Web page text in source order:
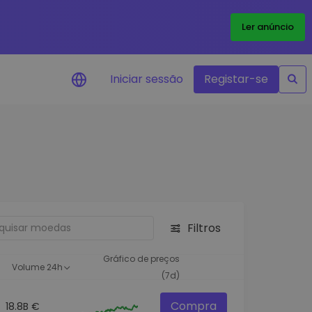
Ler anúncio
investimento
Ideias inteligentes para um
desempenho ótimo
Iniciar sessão Registar-se
Filtros
Volume 24h
Gráfico de preços
(7d)
18.8B € Compra